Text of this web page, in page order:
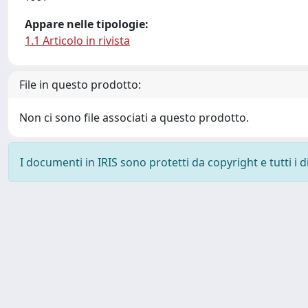
Appare nelle tipologie:
1.1 Articolo in rivista
File in questo prodotto:
Non ci sono file associati a questo prodotto.
I documenti in IRIS sono protetti da copyright e tutti i